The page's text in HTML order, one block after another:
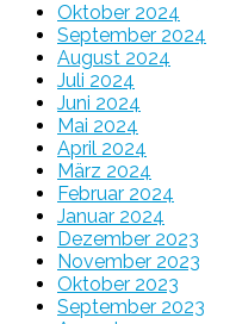
Oktober 2024
September 2024
August 2024
Juli 2024
Juni 2024
Mai 2024
April 2024
März 2024
Februar 2024
Januar 2024
Dezember 2023
November 2023
Oktober 2023
September 2023